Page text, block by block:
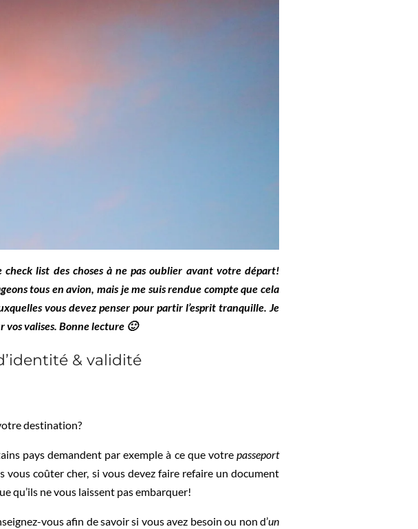
list des choses à ne pas oublier avant votre départ!
tous en avion, mais je me suis rendue compte que cela
vous devez penser pour partir l’esprit tranquille. Je
vos valises. Bonne lecture 🙂
& validité
destination?
pays demandent par exemple à ce que votre passeport
vous coûter cher, si vous devez faire refaire un document
qu’ils ne vous laissent pas embarquer!
vous afin de savoir si vous avez besoin ou non d’un